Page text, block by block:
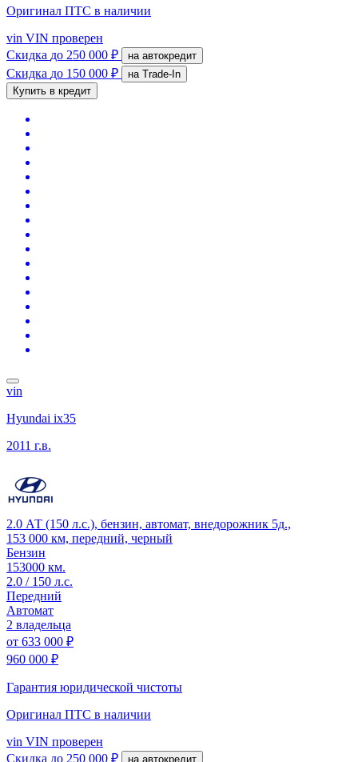
Оригинал ПТС в наличии
vin VIN проверен
Скидка до 250 000 ₽ на автокредит
Скидка до 150 000 ₽
на Trade-In
Купить в кредит
vin
Hyundai ix35
2011 г.в.
2.0 АТ (150 л.с.), бензин, автомат, внедорожник 5д.,
153 000 км, передний, черный
Бензин
153000 км.
2.0 / 150 л.с.
Передний
Автомат
2 владельца
от 633 000 ₽
960 000 ₽
Гарантия юридической чистоты
Оригинал ПТС в наличии
vin VIN проверен
Скидка до 250 000 ₽ на автокредит